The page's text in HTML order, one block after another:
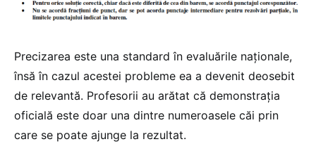
Precizarea este una standard în evaluările naționale,
însă în cazul acestei probleme ea a devenit deosebit
de relevantă. Profesorii au arătat că demonstrația
oficială este doar una dintre numeroasele căi prin
care se poate ajunge la rezultat.